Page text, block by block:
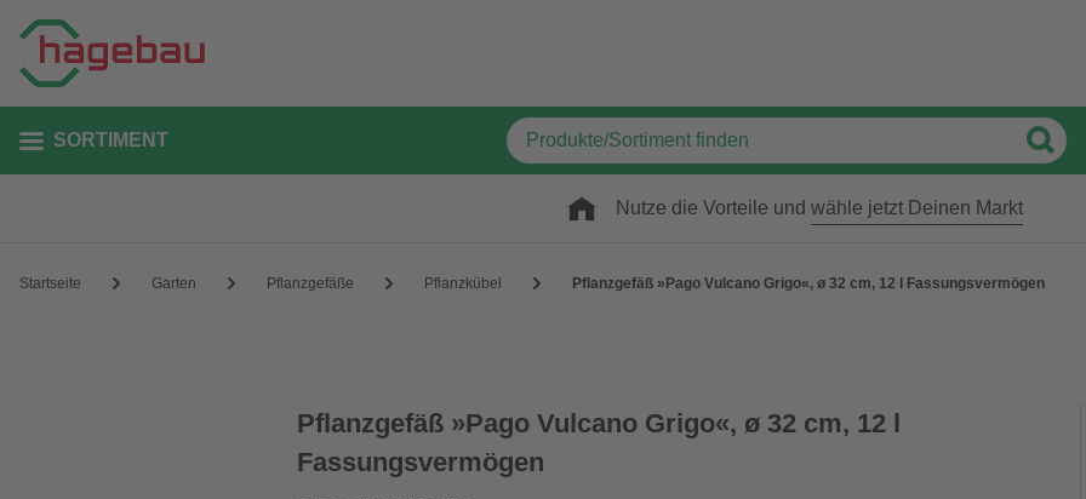
SORTIMENT
Nutze die Vorteile und wähle jetzt Deinen Markt
Startseite Garten Pflanzgefäße Pflanzkübel Pflanzgefäß »Pago Vulcano Grigo«, ø 32 cm, 12 l Fassungsvermögen
Pflanzgefäß »Pago Vulcano Grigo«, ø 32 cm, 12 l
Fassungsvermögen